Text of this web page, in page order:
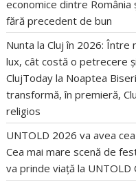
economice dintre România
fără precedent de bun
Nunta la Cluj în 2026:
lux, cât costă o petrecere
ClujToday la Noaptea
transformă, în premieră,
religios
UNTOLD 2026 va avea
Cea mai mare scenă de
va prinde viață la UNTOLD